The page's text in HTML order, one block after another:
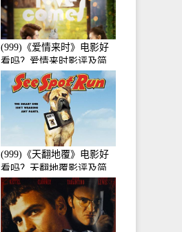
(999)《爱情来时》电影好
看吗？爱情来时影评及简
介
(999)《天翻地覆》电影好
看吗？天翻地覆影评及简
介